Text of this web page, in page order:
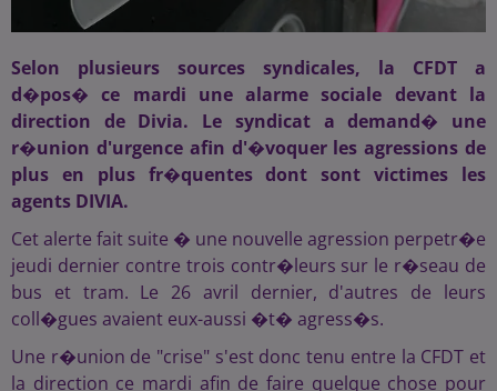
Selon plusieurs sources syndicales, la CFDT a
d�pos� ce mardi une alarme sociale devant la
direction de Divia. Le syndicat a demand� une
r�union d'urgence afin d'�voquer les agressions de
plus en plus fr�quentes dont sont victimes les
agents DIVIA.
Cet alerte fait suite � une nouvelle agression perpetr�e
jeudi dernier contre trois contr�leurs sur le r�seau de
bus et tram. Le 26 avril dernier, d'autres de leurs
coll�gues avaient eux-aussi �t� agress�s.
Une r�union de "crise" s'est donc tenu entre la CFDT et
la direction ce mardi afin de faire quelque chose pour